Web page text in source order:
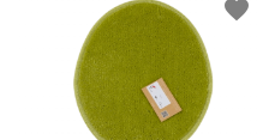
favorite